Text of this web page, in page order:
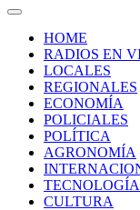
HOME
RADIOS EN
LOCALES
REGIONALES
ECONOMÍA
POLICIALES
POLÍTICA
AGRONOMÍA
TECNOLOGÍA
CULTURA